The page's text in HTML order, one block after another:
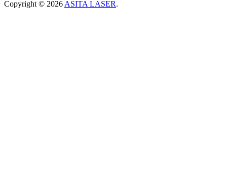
Copyright © 2026 ASITA LASER.